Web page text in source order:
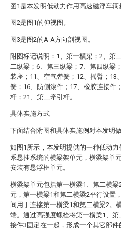
图1是本发明低动力作用高速磁浮车辆
图2是图1的仰视图。
图3是图2的A-A方向剖视图。
附图标记说明：1、第一横梁；2、第
二纵梁；6、第三纵梁；7、第四纵梁
装座；11、空气弹簧；12、摇臂；13
簧；16、防侧滚件；17、橡胶连接件
杆；21、第二牵引杆。
具体实施方式
下面结合附图和具体实施例对本发明
如图1所示，本发明提供的一种低动
系悬挂系统的横梁架单元，横梁架单
安装有悬浮框单元。
横梁架单元包括第一横梁1、第二横
元，第一横梁1和第二横梁2平行设置
间用于连接第一横梁1和第二横梁2。
端。通过高强度螺栓将第一横梁1、
接件3固定在一起，形成一个其它部件